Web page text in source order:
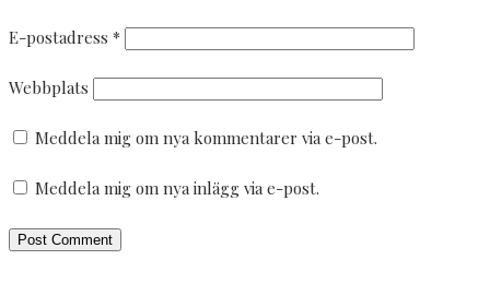
E-postadress *
Webbplats
Meddela mig om nya kommentarer via e-post.
Meddela mig om nya inlägg via e-post.